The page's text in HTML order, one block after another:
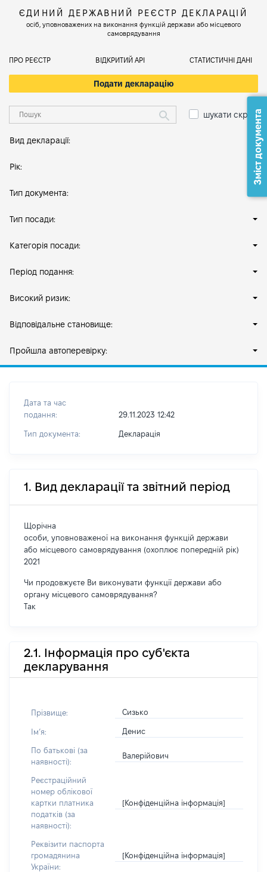
ЄДИНИЙ ДЕРЖАВНИЙ РЕЄСТР ДЕКЛАРАЦІЙ
осіб, уповноважених на виконання функцій держави або місцевого
самоврядування
ПРО РЕЄСТР ВІДКРИТИЙ АРІ СТАТИСТИЧНІ ДАНІ
Подати декларацію
шукати скрізь
Вид декларації:
Рік:
Тип документа:
Тип посади:
Категорія посади:
Період подання:
Високий ризик:
Відповідальне становище:
Пройшла автоперевірку:
Дата та час
подання:
29.11.2023 12:42
Тип документа: Декларація
1. Вид декларації та звітний період
Щорічна
особи, уповноваженої на виконання функцій держави
або місцевого самоврядування (охоплює попередній рік)
2021
Чи продовжуєте Ви виконувати функції держави або
органу місцевого самоврядування?
Так
2.1. Інформація про суб'єкта
декларування
Прізвище: Сизько
Імʼя: Денис
По батькові (за
наявності):
Валерійович
Реєстраційний
номер облікової
картки платника
податків (за
наявності):
[Конфіденційна інформація]
Реквізити паспорта
громадянина
України:
[Конфіденційна інформація]
Зміст документа